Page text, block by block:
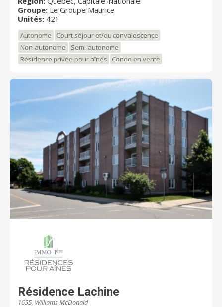
disponibles à l'achat ou à la location. Commerces,
services, environnement verdoyant, qualité de vie,
tranquilité d'esprit...quand on est au centre de tout, la
retraite rime avec bonheur. Les jours sont heureux.
L'expérience est unique. Comme vous.
Groupe: Le Groupe Maurice
Unités: 421
Autonome
Court séjour et/ou convalescence
Non-autonome
Semi-autonome
Résidence privée pour aînés
Condo en vente
Résidence Lachine
1655, Williams McDonald